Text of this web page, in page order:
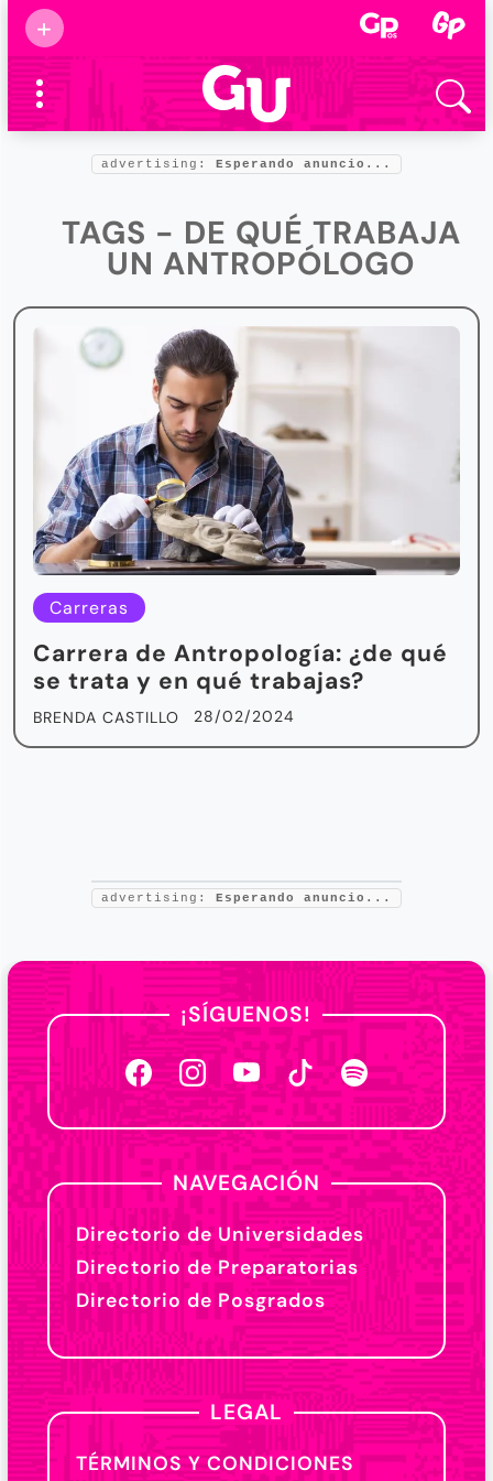
+
Supermamás
2025
Marcas de
confianza
Foro salud
advertising: Esperando anuncio...
TAGS - DE QUÉ TRABAJA
UN ANTROPÓLOGO
Carreras
Carrera de Antropología: ¿de qué
se trata y en qué trabajas?
BRENDA CASTILLO 28/02/2024
advertising: Esperando anuncio...
¡SÍGUENOS!
NAVEGACIÓN
Directorio de Universidades
Directorio de Preparatorias
Directorio de Posgrados
LEGAL
TÉRMINOS Y CONDICIONES